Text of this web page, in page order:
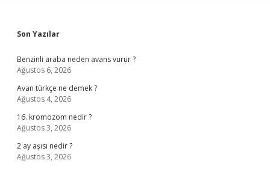
Sidebar
Son Yazılar
Benzinli araba neden avans vurur ?
Ağustos 6, 2026
Avan türkçe ne demek ?
Ağustos 4, 2026
16. kromozom nedir ?
Ağustos 3, 2026
2 ay aşısı nedir ?
Ağustos 3, 2026